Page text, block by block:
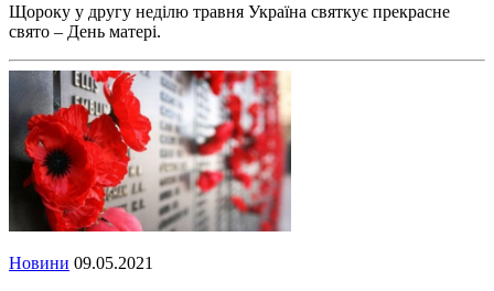
Щороку у другу неділю травня Україна святкує прекрасне
свято – День матері.
Новини 09.05.2021